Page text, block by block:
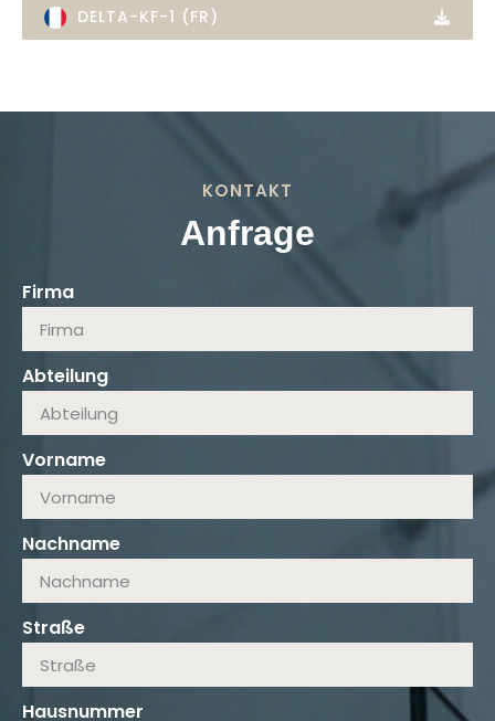
DELTA-KF-1 (FR)
KONTAKT
Anfrage
Firma
Abteilung
Vorname
Nachname
Straße
Hausnummer